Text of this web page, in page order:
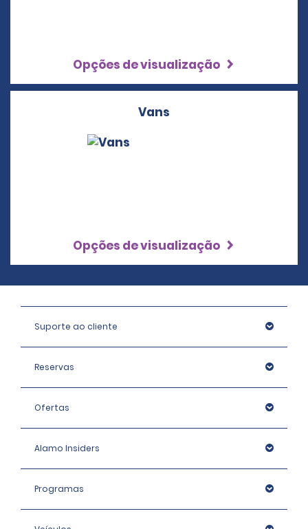
Opções de visualização
Vans
Opções de visualização
Suporte ao cliente
Reservas
Ofertas
Alamo Insiders
Programas